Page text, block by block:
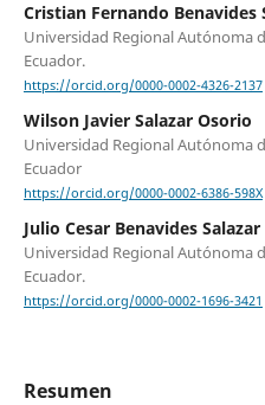
Cristian Fernando Benavides
Universidad Regional Autónoma
Ecuador.
https://orcid.org/0000-0002-4326-2137
Wilson Javier Salazar Osorio
Universidad Regional Autónoma
Ecuador
https://orcid.org/0000-0002-6386-598X
Julio Cesar Benavides Salazar
Universidad Regional Autónoma
Ecuador.
https://orcid.org/0000-0002-1696-3421
Resumen